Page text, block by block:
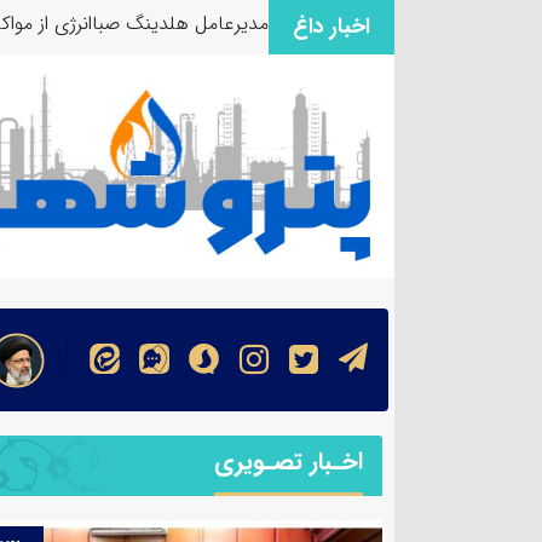
اخبار داغ مدیرعامل هلدینگ صباانرژی از
اخـبار تصـویری